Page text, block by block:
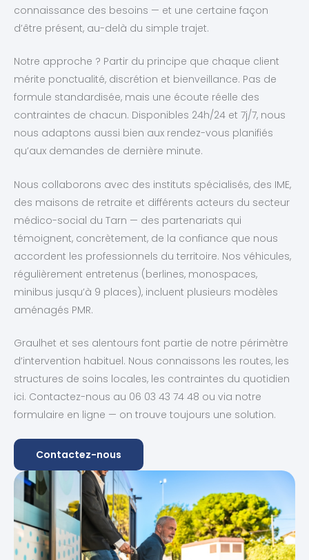
connaissance des besoins — et une certaine façon
d’être présent, au-delà du simple trajet.
Notre approche ? Partir du principe que chaque client
mérite ponctualité, discrétion et bienveillance. Pas de
formule standardisée, mais une écoute réelle des
contraintes de chacun. Disponibles 24h/24 et 7j/7, nous
nous adaptons aussi bien aux rendez-vous planifiés
qu’aux demandes de dernière minute.
Nous collaborons avec des instituts spécialisés, des IME,
des maisons de retraite et différents acteurs du secteur
médico-social du Tarn — des partenariats qui
témoignent, concrètement, de la confiance que nous
accordent les professionnels du territoire. Nos véhicules,
régulièrement entretenus (berlines, monospaces,
minibus jusqu’à 9 places), incluent plusieurs modèles
aménagés PMR.
Graulhet et ses alentours font partie de notre périmètre
d’intervention habituel. Nous connaissons les routes, les
structures de soins locales, les contraintes du quotidien
ici. Contactez-nous au 06 03 43 74 48 ou via notre
formulaire en ligne — on trouve toujours une solution.
Contactez-nous